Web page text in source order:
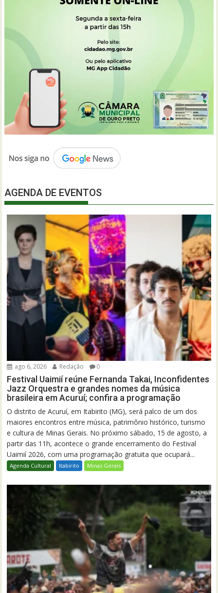
AGENDA DE EVENTOS
ago 6, 2026 Redação 0
Festival Uaimií reúne Fernanda Takai, Inconfidentes
Jazz Orquestra e grandes nomes da música
brasileira em Acuruí; confira a programação
O distrito de Acuruí, em Itabirito (MG), será palco de um dos
maiores encontros entre música, patrimônio histórico, turismo
e cultura de Minas Gerais. No próximo sábado, 15 de agosto, a
partir das 11h, acontece o grande encerramento do Festival
Uaimií 2026, com uma programação gratuita que ocupará...
Agenda Cultural Itabirito Minas Gerais